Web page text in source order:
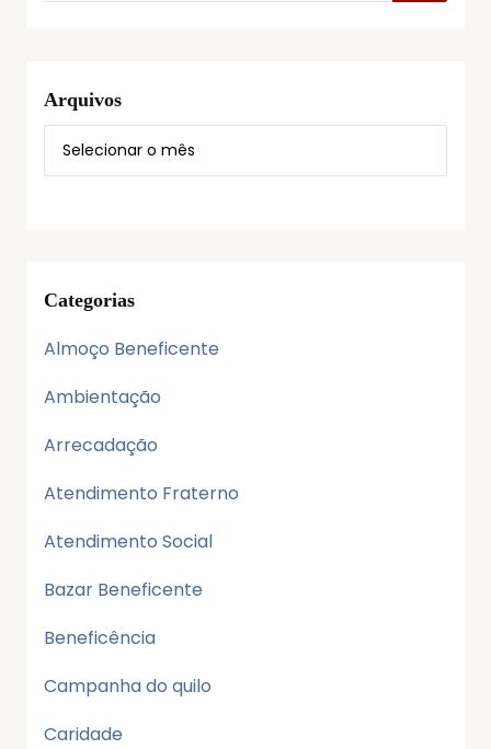
Arquivos
Categorias
Almoço Beneficente
Ambientação
Arrecadação
Atendimento Fraterno
Atendimento Social
Bazar Beneficente
Beneficência
Campanha do quilo
Caridade